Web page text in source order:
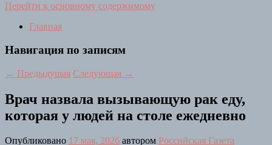
Перейти к основному содержимому
Главная
Навигация по записям
← Предыдущая Следующая →
Врач назвала вызывающую рак еду,
которая у людей на столе ежедневно
Опубликовано 17 мая, 2026 автором Российская Газета